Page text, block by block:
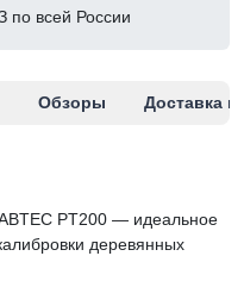
по всей России
Обзоры Доставка и
PT200 — идеальное
деревянных